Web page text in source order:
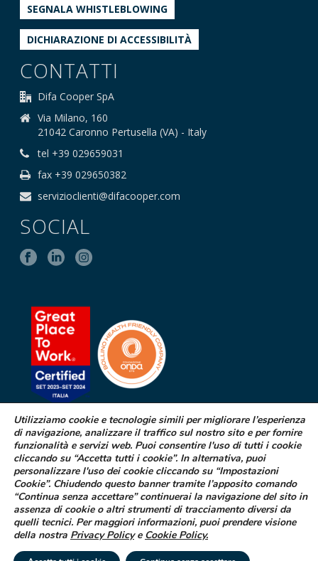
SEGNALA WHISTLEBLOWING
DICHIARAZIONE DI ACCESSIBILITÀ
CONTATTI
Difa Cooper SpA
Via Milano, 160
21042 Caronno Pertusella (VA) - Italy
tel +39 029659031
fax +39 029650382
servizioclienti@difacooper.com
SOCIAL
SEGNALAZIONE DI EFFETTI
INDESIDERATI DA FARMACI
Se sospetti di aver avuto effetti indesiderati durante l’assunzione di
uno dei medicinali Difa Cooper o ne hai riscontrato dei difetti puoi
segnalarlo immediatamente al tuo medico curante, al farmacista
oppure alla struttura sanitaria di riferimento
LEGGI COME FARE
Utilizziamo cookie e tecnologie simili per migliorare l’esperienza
di navigazione, analizzare il traffico sul nostro sito e per fornire
funzionalità e servizi web. Puoi consentire l'uso di tutti i cookie
cliccando su “Accetta tutti i cookie”. In alternativa, puoi
personalizzare l'uso dei cookie cliccando su “Impostazioni
Cookie”. Chiudendo questo banner tramite l’apposito comando
“Continua senza accettare” continuerai la navigazione del sito in
assenza di cookie o altri strumenti di tracciamento diversi da
quelli tecnici. Per maggiori informazioni, puoi prendere visione
della nostra Privacy Policye Cookie Policy.